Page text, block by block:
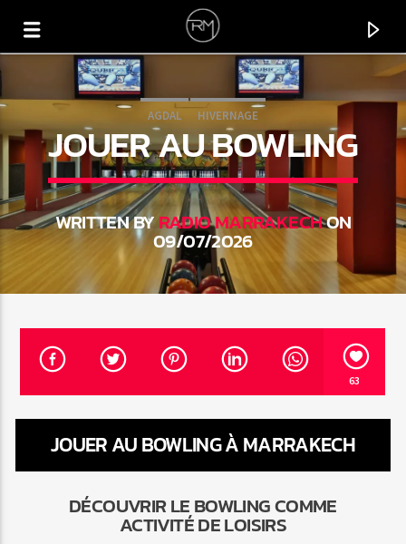
CURRENT TRACK
CORACAO
AFROTENZE
Radio Marrakech
AGDAL HIVERNAGE
JOUER AU BOWLING
WRITTEN BYRADIO MARRAKECHON
09/07/2026
63
JOUER AU BOWLING À MARRAKECH
DÉCOUVRIR LE BOWLING COMME
ACTIVITÉ DE LOISIRS